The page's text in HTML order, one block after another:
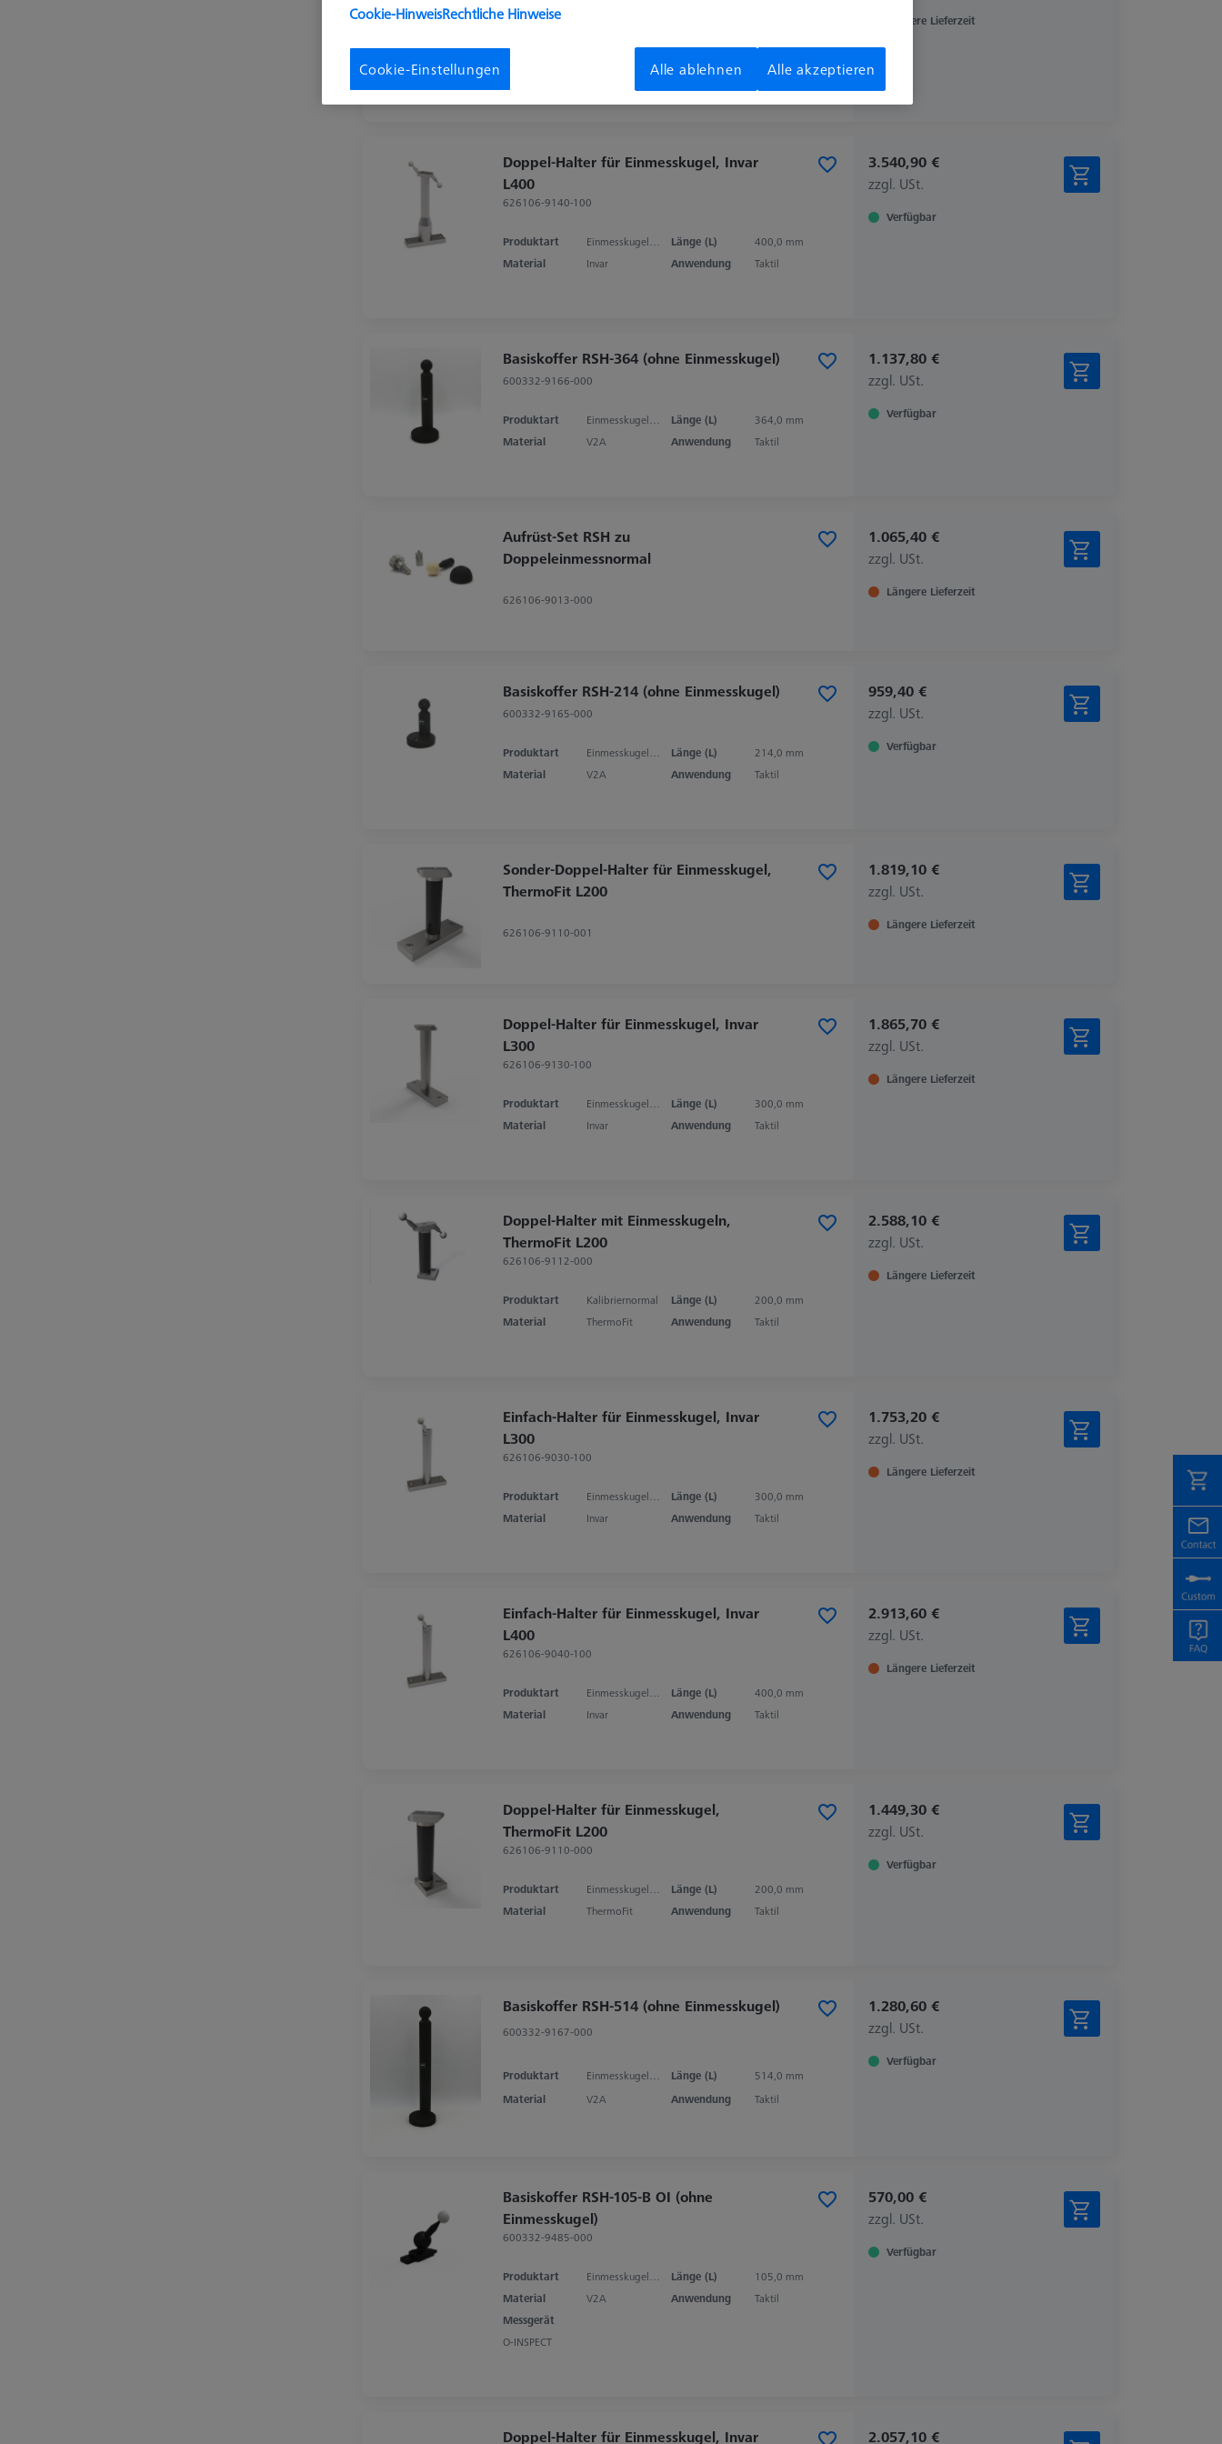
626119-0003-004
Produktart Einmess-Set Material
V2A
Längere Lieferzeit
Doppel-Halter für Einmesskugel, Invar
L400
626106-9140-100
Produktart Einmesskugelhalter Länge (L)
400,0 mm
Material
Invar Anwendung Taktil
3.540,90 €
zzgl. USt.
Verfügbar
Basiskoffer RSH-364 (ohne Einmesskugel)
600332-9166-000
Produktart Einmesskugelhalter Länge (L)
364,0 mm
Material
V2A Anwendung Taktil
1.137,80 €
zzgl. USt.
Verfügbar
Aufrüst-Set RSH zu
Doppeleinmessnormal
626106-9013-000
1.065,40 €
zzgl. USt.
Längere Lieferzeit
Basiskoffer RSH-214 (ohne Einmesskugel)
600332-9165-000
Produktart Einmesskugelhalter Länge (L)
214,0 mm
Material
V2A Anwendung Taktil
959,40 €
zzgl. USt.
Verfügbar
Sonder-Doppel-Halter für Einmesskugel,
ThermoFit L200
626106-9110-001
1.819,10 €
zzgl. USt.
Längere Lieferzeit
Doppel-Halter für Einmesskugel, Invar
L300
626106-9130-100
Produktart Einmesskugelhalter Länge (L)
300,0 mm
Material
Invar Anwendung Taktil
1.865,70 €
zzgl. USt.
Längere Lieferzeit
Doppel-Halter mit Einmesskugeln,
ThermoFit L200
626106-9112-000
Produktart Kalibriernormal Länge (L)
200,0 mm
Material
ThermoFit Anwendung Taktil
2.588,10 €
zzgl. USt.
Längere Lieferzeit
Einfach-Halter für Einmesskugel, Invar
L300
626106-9030-100
Produktart Einmesskugelhalter Länge (L)
300,0 mm
Material
Invar Anwendung Taktil
1.753,20 €
zzgl. USt.
Längere Lieferzeit
Einfach-Halter für Einmesskugel, Invar
L400
626106-9040-100
Produktart Einmesskugelhalter Länge (L)
400,0 mm
Material
Invar Anwendung Taktil
2.913,60 €
zzgl. USt.
Längere Lieferzeit
Doppel-Halter für Einmesskugel,
ThermoFit L200
626106-9110-000
Produktart Einmesskugelhalter Länge (L)
200,0 mm
Material
ThermoFit Anwendung Taktil
1.449,30 €
zzgl. USt.
Verfügbar
Basiskoffer RSH-514 (ohne Einmesskugel)
600332-9167-000
Produktart Einmesskugelhalter Länge (L)
514,0 mm
Material
V2A Anwendung Taktil
1.280,60 €
zzgl. USt.
Verfügbar
Basiskoffer RSH-105-B OI (ohne
Einmesskugel)
600332-9485-000
Produktart Einmesskugelhalter Länge (L)
105,0 mm
Material
V2A Anwendung
Taktil
Messgerät
O-INSPECT
570,00 €
zzgl. USt.
Verfügbar
Doppel-Halter für Einmesskugel, Invar 2.057,10 €
Cookie-HinweisRechtliche Hinweise
Cookie-Einstellungen Alle ablehnen Alle akzeptieren